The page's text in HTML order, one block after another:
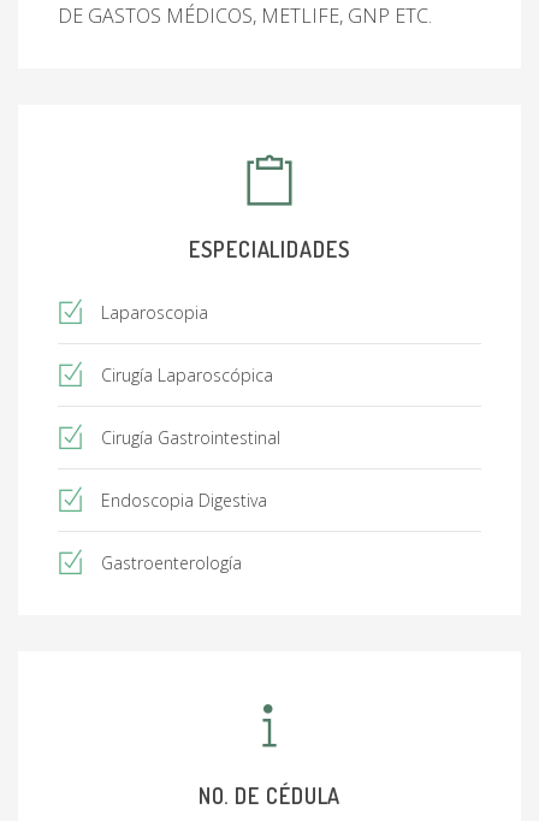
DE GASTOS MÉDICOS, METLIFE, GNP ETC.
ESPECIALIDADES
Laparoscopia
Cirugía Laparoscópica
Cirugía Gastrointestinal
Endoscopia Digestiva
Gastroenterología
NO. DE CÉDULA